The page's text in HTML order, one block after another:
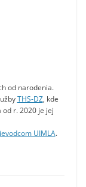
od narodenia.
THS-DZ, kde
r. 2020 je jej
UIMLA.